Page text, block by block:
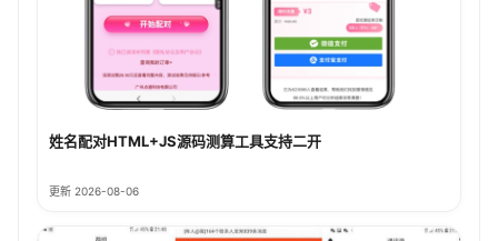
姓名配对HTML+JS源码测算工具支持二开
更新 2026-08-06